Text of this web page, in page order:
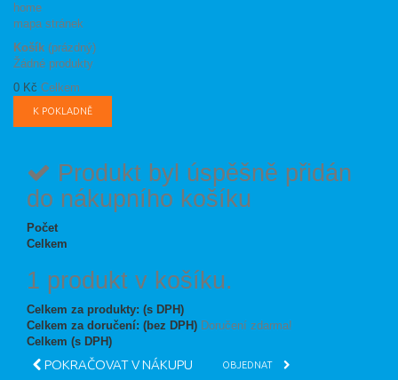
home
mapa stránek
Košík (prázdný)
Žádné produkty
0 Kč Celkem
K POKLADNĚ
Produkt byl úspěšně přidán
do nákupního košíku
Počet
Celkem
1 produkt v košíku.
Celkem za produkty: (s DPH)
Celkem za doručení: (bez DPH) Doručení zdarma!
Celkem (s DPH)
POKRAČOVAT V NÁKUPU OBJEDNAT